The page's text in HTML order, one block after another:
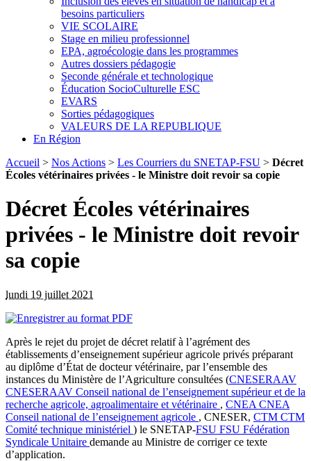
besoins particuliers
VIE SCOLAIRE
Stage en milieu professionnel
EPA, agroécologie dans les programmes
Autres dossiers pédagogie
Seconde générale et technologique
Éducation SocioCulturelle ESC
EVARS
Sorties pédagogiques
VALEURS DE LA REPUBLIQUE
En Région
Accueil > Nos Actions > Les Courriers du SNETAP-FSU > Décret
Écoles vétérinaires privées - le Ministre doit revoir sa copie
Décret Écoles vétérinaires
privées - le Ministre doit revoir
sa copie
lundi 19 juillet 2021
Après le rejet du projet de décret relatif à l’agrément des
établissements d’enseignement supérieur agricole privés préparant
au diplôme d’État de docteur vétérinaire, par l’ensemble des
instances du Ministère de l’Agriculture consultées (CNESERAAV
CNESERAAV Conseil national de l’enseignement supérieur et de la
recherche agricole, agroalimentaire et vétérinaire , CNEA CNEA
Conseil national de l’enseignement agricole , CNESER, CTM CTM
Comité technique ministériel ) le SNETAP-FSU FSU Fédération
Syndicale Unitaire demande au Ministre de corriger ce texte
d’application.